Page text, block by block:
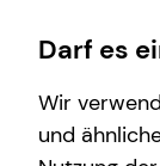
Darf es
Wir
und